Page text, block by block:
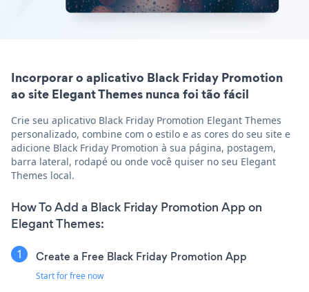
Incorporar o aplicativo Black Friday Promotion
ao site Elegant Themes nunca foi tão fácil
Crie seu aplicativo Black Friday Promotion Elegant Themes
personalizado, combine com o estilo e as cores do seu site e
adicione Black Friday Promotion à sua página, postagem,
barra lateral, rodapé ou onde você quiser no seu Elegant
Themes local.
How To Add a Black Friday Promotion App on
Elegant Themes:
Create a Free Black Friday Promotion App
Start for free now